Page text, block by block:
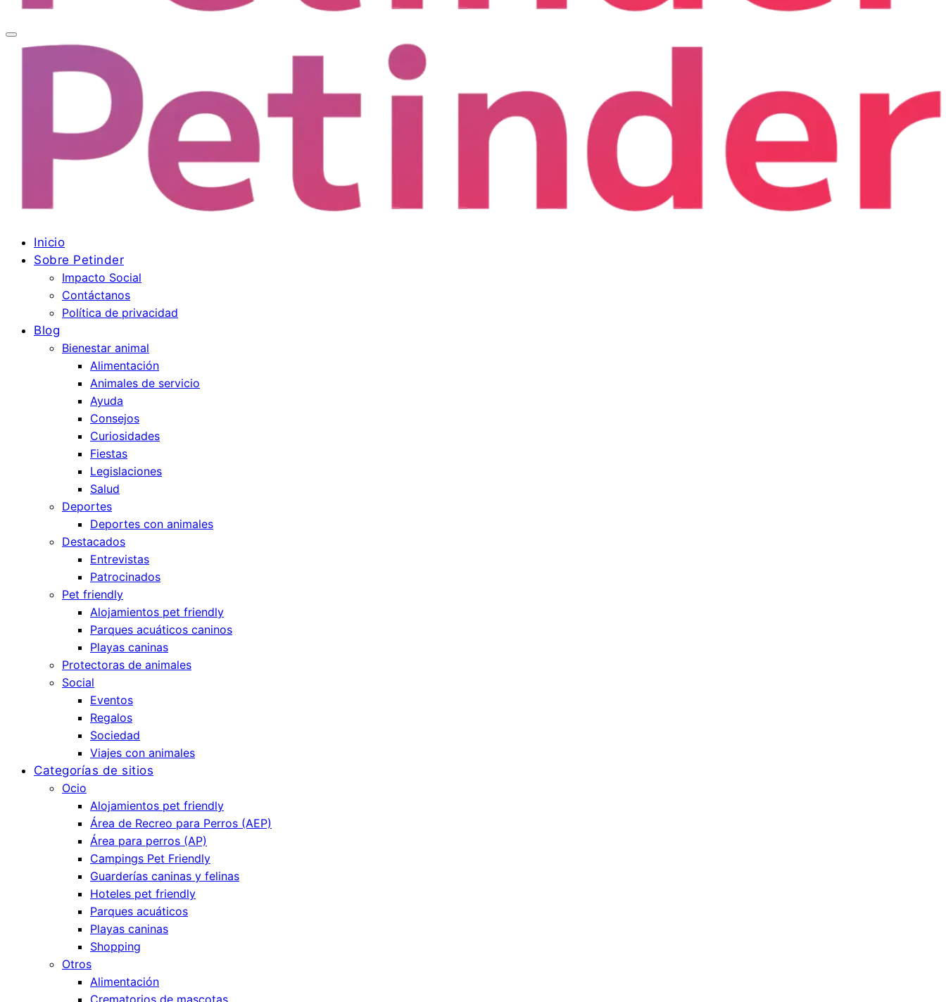
Inicio
Sobre Petinder
Impacto Social
Contáctanos
Política de privacidad
Blog
Bienestar animal
Alimentación
Animales de servicio
Ayuda
Consejos
Curiosidades
Fiestas
Legislaciones
Salud
Deportes
Deportes con animales
Destacados
Entrevistas
Patrocinados
Pet friendly
Alojamientos pet friendly
Parques acuáticos caninos
Playas caninas
Protectoras de animales
Social
Eventos
Regalos
Sociedad
Viajes con animales
Categorías de sitios
Ocio
Alojamientos pet friendly
Área de Recreo para Perros (AEP)
Área para perros (AP)
Campings Pet Friendly
Guarderías caninas y felinas
Hoteles pet friendly
Parques acuáticos
Playas caninas
Shopping
Otros
Alimentación
Crematorios de mascotas